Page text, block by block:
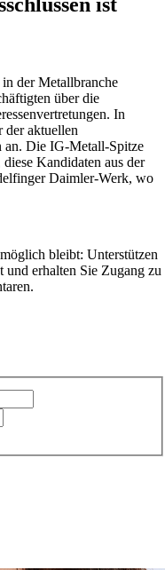
der Metallbranche
über die
In
der aktuellen
an. Die IG-Metall-Spitze
Kandidaten aus der
Daimler-Werk, wo
bleibt: Unterstützen
und erhalten Sie Zugang zu